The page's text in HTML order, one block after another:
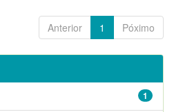
Anterior 1 Póximo
1